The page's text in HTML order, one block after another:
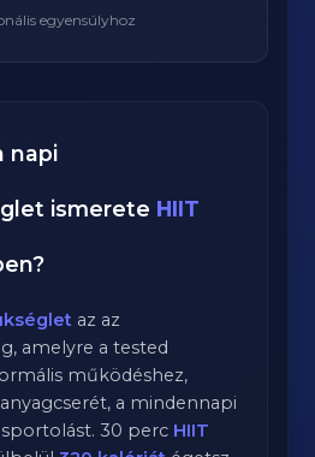
egyensúlyhoz
napi
ismerete HIIT
az az
amelyre a tested
működéshez,
a mindennapi
sportolást.30 perc HIIT